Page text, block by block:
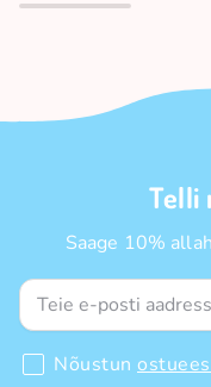
Telli
Saage 10%
Nõustun